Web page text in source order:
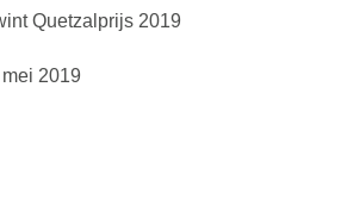
Quetzalprijs 2019
2019